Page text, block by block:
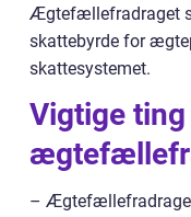
Ægtefællefradraget
skattebyrde for
skattesystemet.
Vigtige
–